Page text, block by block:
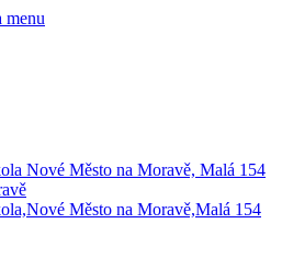
menu
Nové Město na Moravě, Malá 154
Nové Město na Moravě,Malá 154